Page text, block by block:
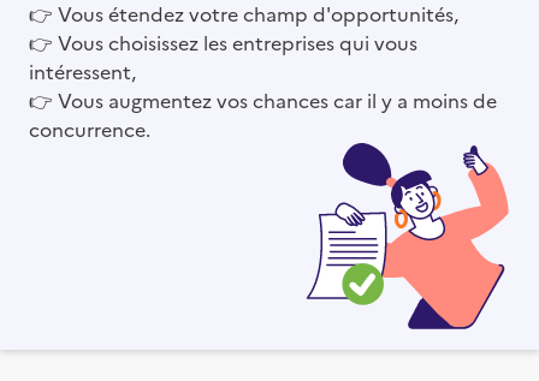
👉 Vous étendez votre champ d'opportunités,
👉 Vous choisissez les entreprises qui vous
intéressent,
👉 Vous augmentez vos chances car il y a moins de
concurrence.